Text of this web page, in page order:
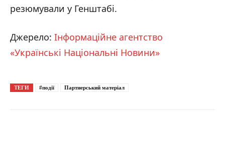
резюмували у Генштабі.
Джерело: Інформаційне агентство
«Українські Національні Новини»
ТЕГИ #події Партнерський матеріал